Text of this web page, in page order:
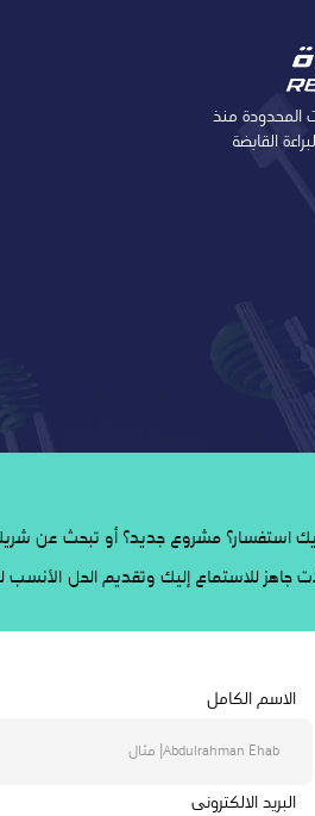
المحدودة منذ
استفسار؟ مشروع جديد؟ أو تبحث عن
جاهز للاستماع إليك وتقديم الحل الأنسب
الاسم الكامل
البريد الالكترونى